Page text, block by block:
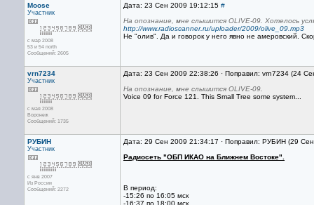
Moose
Участник
с мар 2008
53 и 54 north
Сообщений: 2605
Дата: 23 Сен 2009 19:12:15 #
На опознание, мне слышится OLIVE-09. Хотелось
http://www.radioscanner.ru/uploader/2009/olive_09.mp3
Не "олив". Да и говорок у него явно не амеровский.
vrn7234
Участник
с мая 2008
Воронеж
Сообщений: 1735
Дата: 23 Сен 2009 22:38:26 · Поправил: vrn7234 (24
На опознание, мне слышится OLIVE-09.
Voice 09 for Force 121. This Small Tree some system...
РУБИН
Участник
с янв 2007
Из России
Сообщений: 2272
Дата: 29 Сен 2009 21:34:17 · Поправил: РУБИН (29
Радиосеть "ОБП ИКАО на Ближнем Востоке".
В период:
-15:26 по 16:05 мск
-16:37 по 18:00 мск